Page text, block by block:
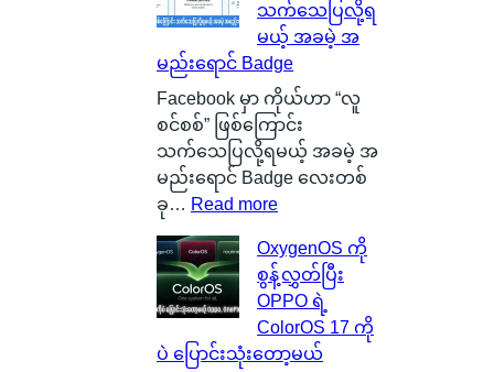
မြို့
ရဲ့
ကေ
ာ
င်
း
က
င်
ါ်
ာ
ဂါ
o
n
C
a
r
b
t
သက်သေပြလို့ရ
မယ့် အခမဲ့ အ
မည်းရောင် Badge
Facebook မှာ ကိုယ်ဟာ “လူ
စင်စစ်” ဖြစ်ကြောင်း
သက်သေပြလို့ရမယ့် အခမဲ့ အ
မည်းရောင် Badge လေးတစ်
ခု… Read more:
စ
င်
စ
စ်
ဖြ
OxygenOS ကို
စွန့်လွှတ်ပြီး
OPPO ရဲ့
ColorOS 17 ကို
ပဲ ပြောင်းသုံးတော့မယ်